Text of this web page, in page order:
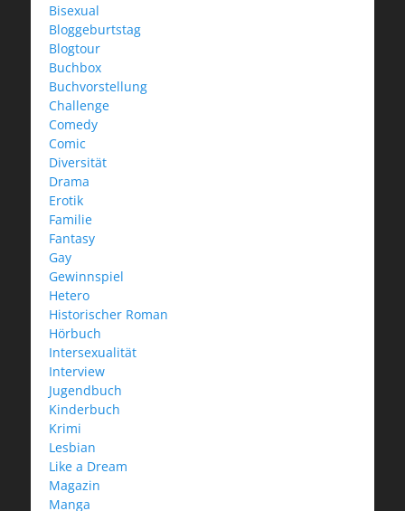
Bisexual
Bloggeburtstag
Blogtour
Buchbox
Buchvorstellung
Challenge
Comedy
Comic
Diversität
Drama
Erotik
Familie
Fantasy
Gay
Gewinnspiel
Hetero
Historischer Roman
Hörbuch
Intersexualität
Interview
Jugendbuch
Kinderbuch
Krimi
Lesbian
Like a Dream
Magazin
Manga